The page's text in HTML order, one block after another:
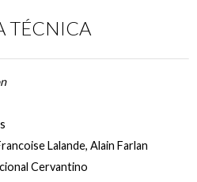
TÉCNICA
Lalande, Alain Farlan
Cervantino